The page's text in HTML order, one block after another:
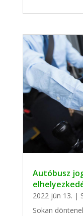
Autóbusz
2022 jún 13. |
Sokan